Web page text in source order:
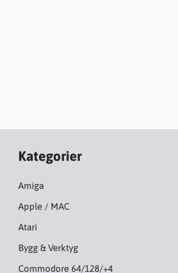
Kategorier
Amiga
Apple / MAC
Atari
Bygg & Verktyg
Commodore 64/128/+4